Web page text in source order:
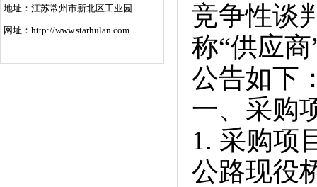
竞争性谈
称“供应
公告如下
一、采购
1. 采购项
公路现役
地址：江苏常州市新北区工业园
网址：http://www.starhulan.com